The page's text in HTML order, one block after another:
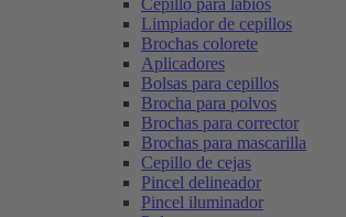
Cepillo para labios
Limpiador de cepillos
Brochas colorete
Aplicadores
Bolsas para cepillos
Brocha para polvos
Brochas para corrector
Brochas para mascarilla
Cepillo de cejas
Pincel delineador
Pincel iluminador